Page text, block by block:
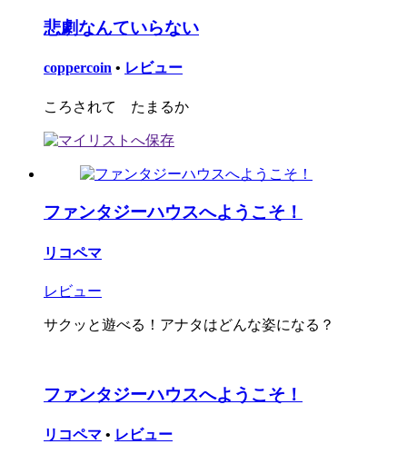
悲劇なんていらない
coppercoin • レビュー
ころされて たまるか
ファンタジーハウスへようこそ！
リコペマ
レビュー
サクッと遊べる！アナタはどんな姿になる？
ファンタジーハウスへようこそ！
リコペマ • レビュー